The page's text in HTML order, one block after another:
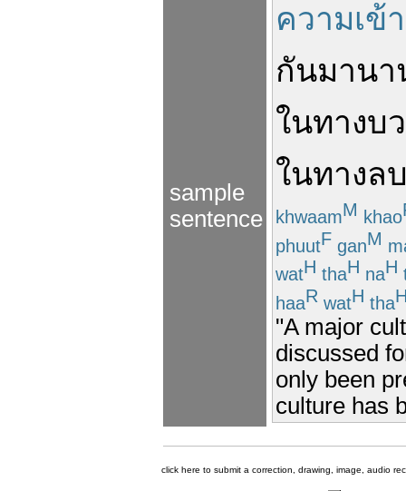
sample
sentence
ความเข้
กันมานา
ในทางบ
ในทางล
khwaamM khao
phuutF ganM
watH thaH naH
haaR watH tha
"A major
discussed
only been
culture has
click here to submit a correction, drawing, image, audio